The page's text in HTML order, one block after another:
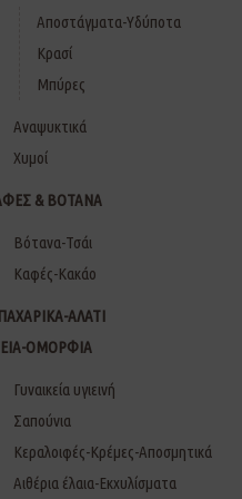
Αποστάγματα-Υδύποτα
Κρασί
Μπύρες
Αναψυκτικά
Χυμοί
& ΒΟΤΑΝΑ
Βότανα-Τσάι
Καφές-Κακάο
ΑΛΑΤΙ
ΟΜΟΡΦΙΑ
Γυναικεία υγιεινή
Σαπούνια
Κεραλοιφές-Κρέμες-Αποσμητικά
Αιθέρια έλαια-Εκχυλίσματα